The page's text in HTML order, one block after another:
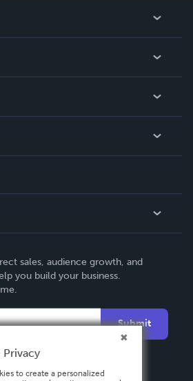
sales, audience growth, and
you build your business.
Submit
Privacy
to create a personalized